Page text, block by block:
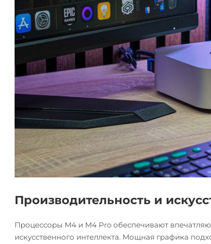
Производительность и
Процессоры M4 и M4 Pro обеспечивают
искусственного интеллекта. Мощная графика